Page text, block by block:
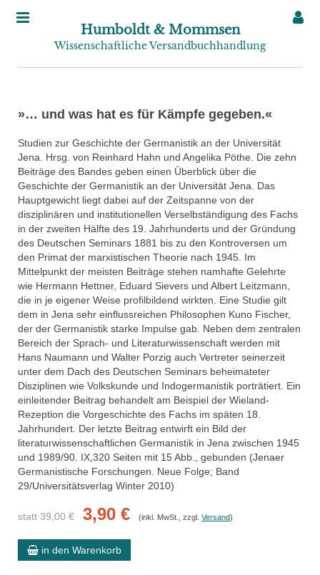
Humboldt & Mommsen
Wissenschaftliche Versandbuchhandlung
»… und was hat es für Kämpfe gegeben.«
Studien zur Geschichte der Germanistik an der Universität
Jena. Hrsg. von Reinhard Hahn und Angelika Pöthe. Die zehn
Beiträge des Bandes geben einen Überblick über die
Geschichte der Germanistik an der Universität Jena. Das
Hauptgewicht liegt dabei auf der Zeitspanne von der
disziplinären und institutionellen Verselbständigung des Fachs
in der zweiten Hälfte des 19. Jahrhunderts und der Gründung
des Deutschen Seminars 1881 bis zu den Kontroversen um
den Primat der marxistischen Theorie nach 1945. Im
Mittelpunkt der meisten Beiträge stehen namhafte Gelehrte
wie Hermann Hettner, Eduard Sievers und Albert Leitzmann,
die in je eigener Weise profilbildend wirkten. Eine Studie gilt
dem in Jena sehr einflussreichen Philosophen Kuno Fischer,
der der Germanistik starke Impulse gab. Neben dem zentralen
Bereich der Sprach- und Literaturwissenschaft werden mit
Hans Naumann und Walter Porzig auch Vertreter seinerzeit
unter dem Dach des Deutschen Seminars beheimateter
Disziplinen wie Volkskunde und Indogermanistik porträtiert. Ein
einleitender Beitrag behandelt am Beispiel der Wieland-
Rezeption die Vorgeschichte des Fachs im späten 18.
Jahrhundert. Der letzte Beitrag entwirft ein Bild der
literaturwissenschaftlichen Germanistik in Jena zwischen 1945
und 1989/90. IX,320 Seiten mit 15 Abb., gebunden (Jenaer
Germanistische Forschungen. Neue Folge; Band
29/Universitätsverlag Winter 2010)
statt 39,00 € 3,90 € (inkl. MwSt., zzgl. Versand)
in den Warenkorb